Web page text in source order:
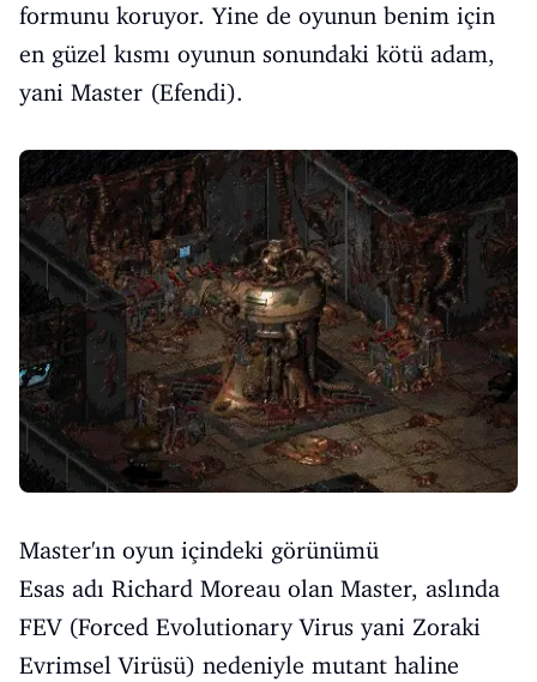
formunu koruyor. Yine de oyunun benim için
en güzel kısmı oyunun sonundaki kötü adam,
yani Master (Efendi).
Master'ın oyun içindeki görünümü
Esas adı Richard Moreau olan Master, aslında
FEV (Forced Evolutionary Virus yani Zoraki
Evrimsel Virüsü) nedeniyle mutant haline